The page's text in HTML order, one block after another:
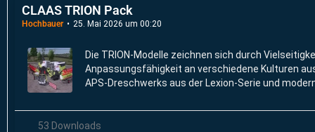
CLAAS TRION Pack
Hochbauer 25. Mai 2026 um 00:20
Die TRION-Modelle zeichnen sich durch
Anpassungsfähigkeit an verschiedene Kulturen
APS-Dreschwerks aus der Lexion-Serie und
53 Downloads